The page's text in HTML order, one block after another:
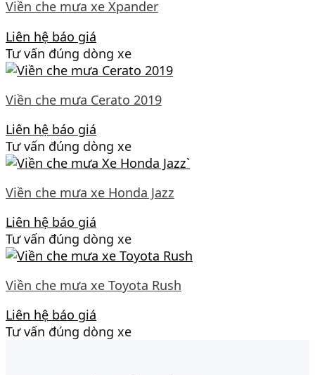
Viền che mưa xe Xpander
Liên hệ báo giá
Tư vấn đúng dòng xe
Viền che mưa Cerato 2019
Liên hệ báo giá
Tư vấn đúng dòng xe
Viền che mưa xe Honda Jazz
Liên hệ báo giá
Tư vấn đúng dòng xe
Viền che mưa xe Toyota Rush
Liên hệ báo giá
Tư vấn đúng dòng xe